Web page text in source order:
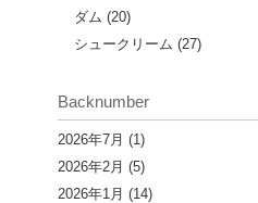
ダム (20)
シュークリーム (27)
Backnumber
2026年7月 (1)
2026年2月 (5)
2026年1月 (14)